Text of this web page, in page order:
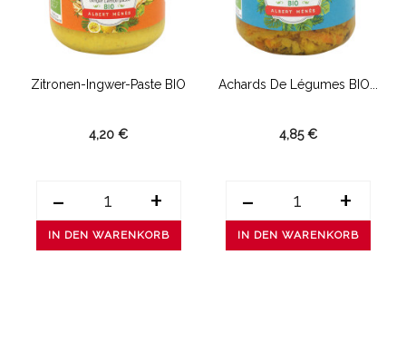
Zitronen-Ingwer-Paste BIO
4,20 €
- +
IN DEN WARENKORB
Achards De Légumes BIO...
4,85 €
- +
IN DEN WARENKORB